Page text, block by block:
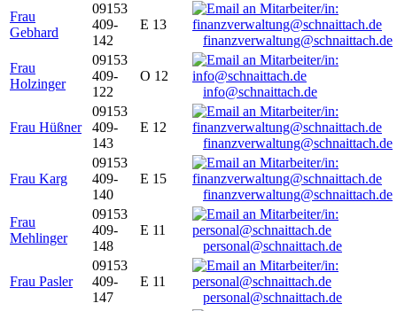
Frau
Gebhard
09153
409-
142
E 13
finanzverwaltung@schnaittach.de
Frau
Holzinger
09153
409-
122
O 12
info@schnaittach.de
Frau Hüßner
09153
409-
143
E 12
finanzverwaltung@schnaittach.de
Frau Karg
09153
409-
140
E 15
finanzverwaltung@schnaittach.de
Frau
Mehlinger
09153
409-
148
E 11
personal@schnaittach.de
Frau Pasler
09153
409-
147
E 11
personal@schnaittach.de